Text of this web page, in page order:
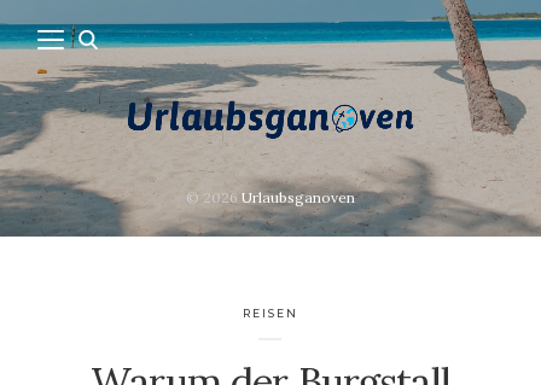
© 2026 Urlaubsganoven
REISEN